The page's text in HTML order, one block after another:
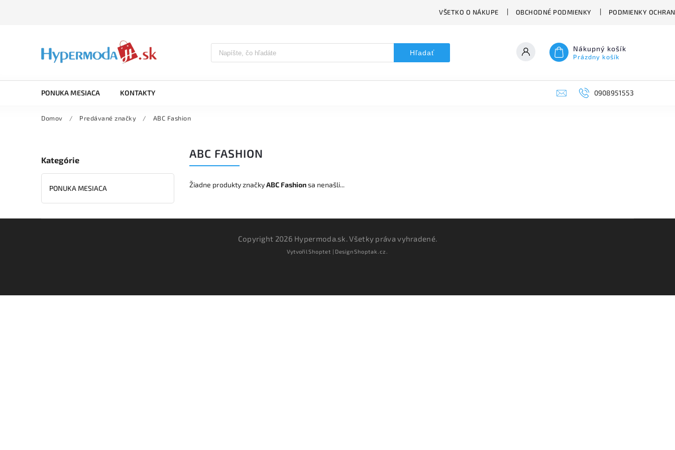
VŠETKO O NÁKUPE OBCHODNÉ PODMIENKY PODMIENKY
Hľadať Nákupný košík
Prázdny košík
PONUKA MESIACA KONTAKTY 0908951553
Domov / Predávané značky / ABC Fashion
Kategórie
PONUKA MESIACA
ABC FASHION
Žiadne produkty značkyABC Fashionsa nenašli...
Copyright 2026 Hypermoda.sk. Všetky práva vyhradené.
VytvořilShoptet | DesignShoptak.cz.